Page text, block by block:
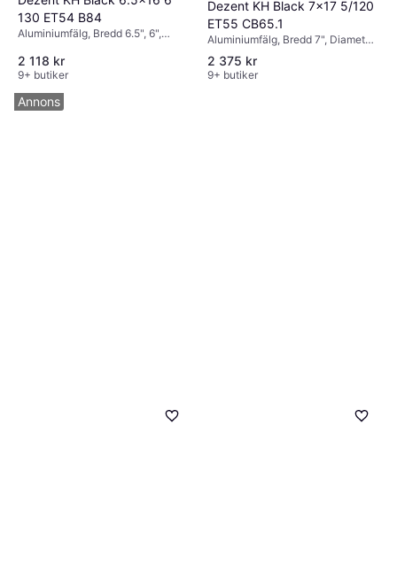
130 ET54 B84
Aluminiumfälg, Bredd 6.5", 6",
2 118 kr
9+ butiker
Dezent KH Black 7x17 5/120
ET55 CB65.1
Aluminiumfälg, Bredd 7", Diameter
17", 16", Svart
2 375 kr
9+ butiker
Annons